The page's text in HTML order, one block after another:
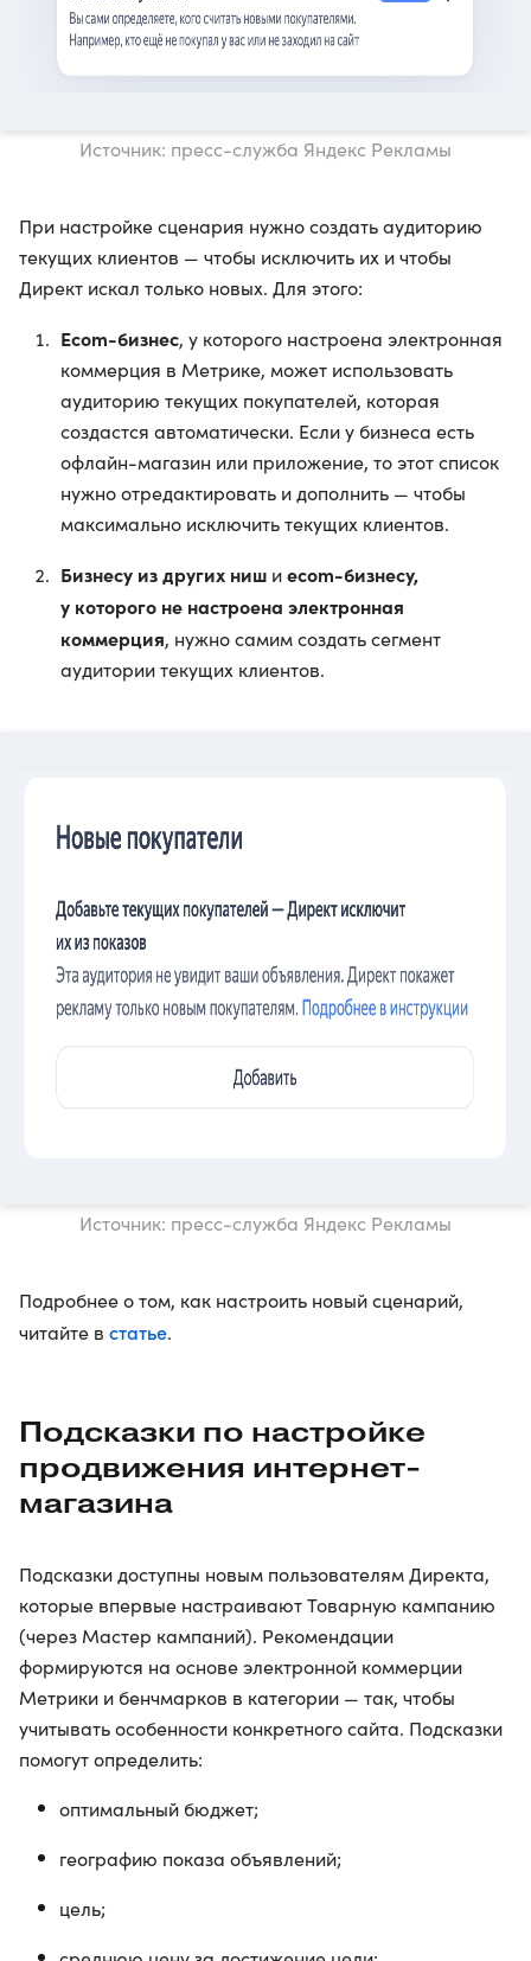
Источник: пресс-служба Яндекс Рекламы
При настройке сценария нужно создать аудиторию
текущих клиентов — чтобы исключить их и чтобы
Директ искал только новых. Для этого:
Ecom-бизнес, у которого настроена электронная
коммерция в Метрике, может использовать
аудиторию текущих покупателей, которая
создастся автоматически. Если у бизнеса есть
офлайн-магазин или приложение, то этот список
нужно отредактировать и дополнить — чтобы
максимально исключить текущих клиентов.
Бизнесу из других ниш иecom-бизнесу,
у которого не настроена электронная
коммерция, нужно самим создать сегмент
аудитории текущих клиентов.
Источник: пресс-служба Яндекс Рекламы
Подробнее о том, как настроить новый сценарий,
читайте в статье.
Подсказки по настройке
продвижения интернет-
магазина
Подсказки доступны новым пользователям Директа,
которые впервые настраивают Товарную кампанию
(через Мастер кампаний). Рекомендации
формируются на основе электронной коммерции
Метрики и бенчмарков в категории — так, чтобы
учитывать особенности конкретного сайта. Подсказки
помогут определить:
оптимальный бюджет;
географию показа объявлений;
цель;